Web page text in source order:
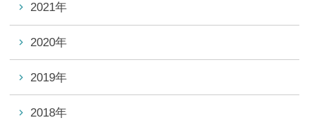
2021年
2020年
2019年
2018年